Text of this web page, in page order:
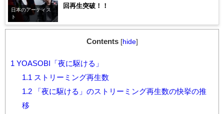
日本のアーティス
ト
回再生突破！！
Contents [hide]
1 YOASOBI「夜に駆ける」
1.1 ストリーミング再生数
1.2「夜に駆ける」のストリーミング再生数の快挙の推
移